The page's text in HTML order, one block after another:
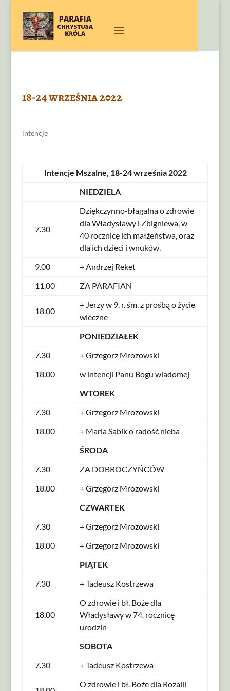
18-24 września 2022
intencje
Intencje Mszalne, 18-24 września 2022
NIEDZIELA
7.30
Dziękczynno-błagalna o zdrowie
dla Władysławy i Zbigniewa, w
40 rocznicę ich małżeństwa, oraz
dla ich dzieci i wnuków.
9.00
+ Andrzej Reket
11.00
ZA PARAFIAN
18.00
+ Jerzy w 9. r. śm. z prośbą o życie
wieczne
PONIEDZIAŁEK
7.30
+ Grzegorz Mrozowski
18.00
w intencji Panu Bogu wiadomej
WTOREK
7.30
+ Grzegorz Mrozowski
18.00
+ Maria Sabik o radość nieba
ŚRODA
7.30
ZA DOBROCZYŃCÓW
18.00
+ Grzegorz Mrozowski
CZWARTEK
7.30
+ Grzegorz Mrozowski
18.00
+ Grzegorz Mrozowski
PIĄTEK
7.30
+ Tadeusz Kostrzewa
18.00
O zdrowie i bł. Boże dla
Władysławy w 74. rocznicę
urodzin
SOBOTA
7.30
+ Tadeusz Kostrzewa
O zdrowie i bł. Boże dla Rozalii